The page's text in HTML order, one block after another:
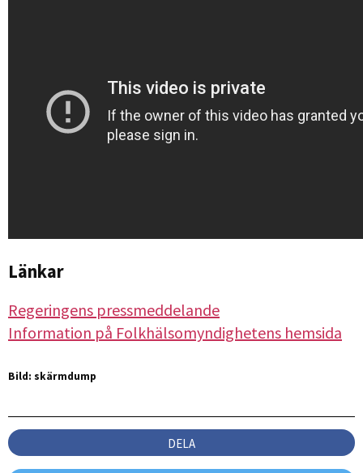
Länkar
Regeringens pressmeddelande
Information på Folkhälsomyndighetens hemsida
Bild: skärmdump
DELA